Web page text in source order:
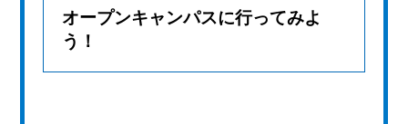
オープンキャンパスに行ってみよ
う！